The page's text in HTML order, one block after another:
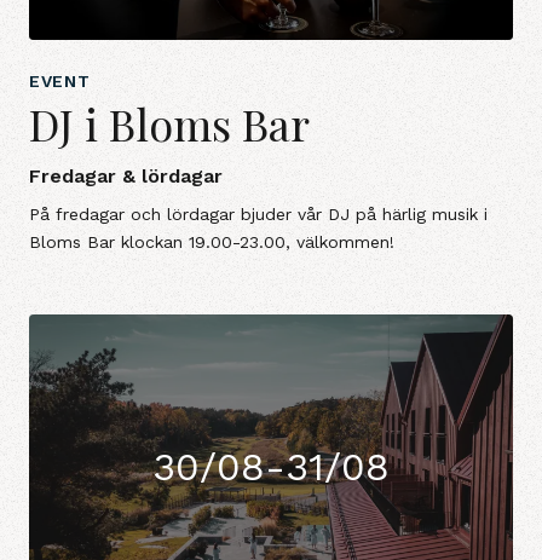
EVENT
DJ i Bloms Bar
Fredagar & lördagar
På fredagar och lördagar bjuder vår DJ på härlig musik i
Bloms Bar klockan 19.00-23.00, välkommen!
30/08-31/08